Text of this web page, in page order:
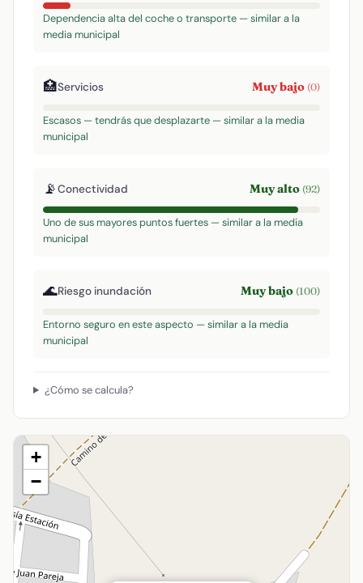
Dependencia alta del coche o transporte — similar a la
media municipal
🏥Servicios Muy bajo (0)
Escasos — tendrás que desplazarte — similar a la media
municipal
📡Conectividad Muy alto (92)
Uno de sus mayores puntos fuertes — similar a la media
municipal
🌊Riesgo inundación Muy bajo (100)
Entorno seguro en este aspecto — similar a la media
municipal
¿Cómo se calcula?
+
−